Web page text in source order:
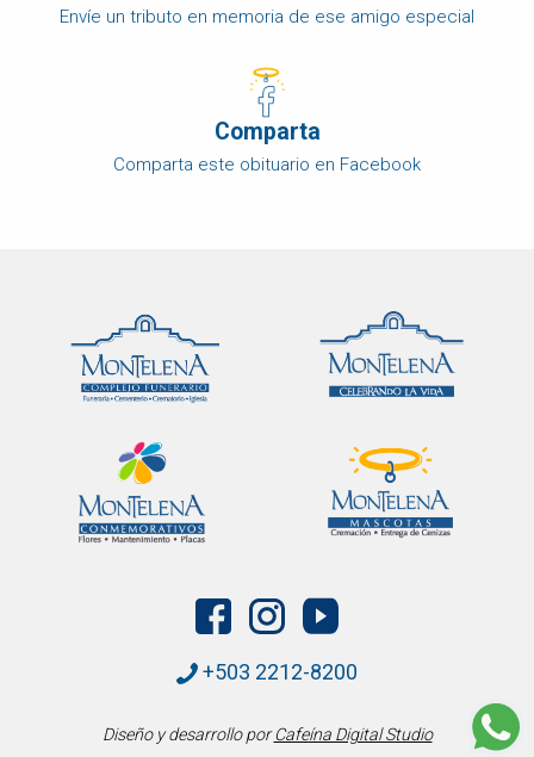
Envíe un tributo en memoria de ese amigo especial
Comparta
Comparta este obituario en Facebook
+503 2212-8200
Diseño y desarrollo porCafeína Digital Studio